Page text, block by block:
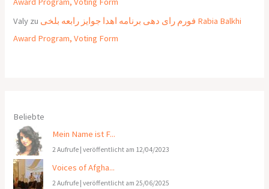
Valy zu فورم رای دهی برنامه اهدا جوایز رابعه بلخی Rabia Balkhi
Award Program, Voting Form
Beliebte
Mein Name ist F...
2 Aufrufe |veröffentlicht am 12/04/2023
Voices of Afgha...
2 Aufrufe |veröffentlicht am 25/06/2025